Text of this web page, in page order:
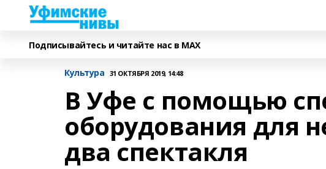
Подписывайтесь и читайте нас в MAX
Культура 31 ОКТЯБРЯ 2019, 14:48
В Уфе с помощью
оборудования для
два спектакля